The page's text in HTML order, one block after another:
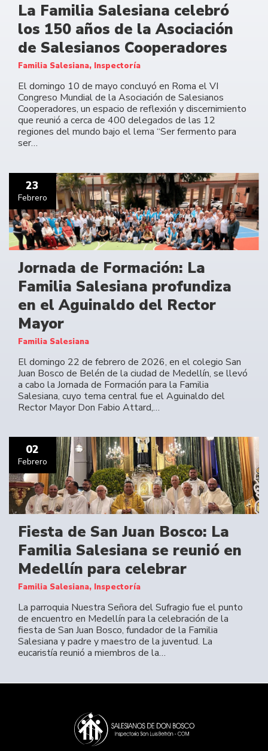
La Familia Salesiana celebró
los 150 años de la Asociación
de Salesianos Cooperadores
Familia Salesiana, Inspectoría
El domingo 10 de mayo concluyó en Roma el VI
Congreso Mundial de la Asociación de Salesianos
Cooperadores, un espacio de reflexión y discernimiento
que reunió a cerca de 400 delegados de las 12
regiones del mundo bajo el lema “Ser fermento para
ser…
23
Febrero
Jornada de Formación: La
Familia Salesiana profundiza
en el Aguinaldo del Rector
Mayor
Familia Salesiana
El domingo 22 de febrero de 2026, en el colegio San
Juan Bosco de Belén de la ciudad de Medellín, se llevó
a cabo la Jornada de Formación para la Familia
Salesiana, cuyo tema central fue el Aguinaldo del
Rector Mayor Don Fabio Attard,…
02
Febrero
Fiesta de San Juan Bosco: La
Familia Salesiana se reunió en
Medellín para celebrar
Familia Salesiana, Inspectoría
La parroquia Nuestra Señora del Sufragio fue el punto
de encuentro en Medellín para la celebración de la
fiesta de San Juan Bosco, fundador de la Familia
Salesiana y padre y maestro de la juventud. La
eucaristía reunió a miembros de la…